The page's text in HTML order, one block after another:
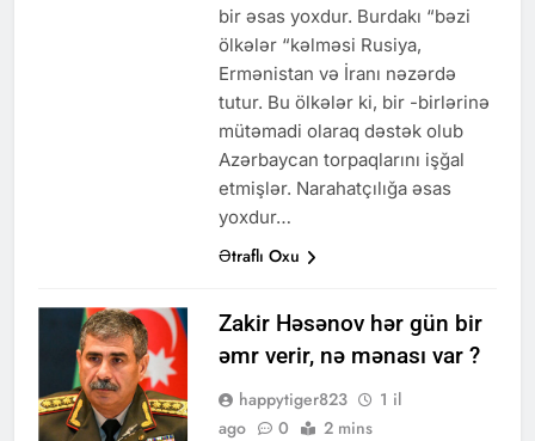
bir əsas yoxdur. Burdakı “bəzi
ölkələr “kəlməsi Rusiya,
Ermənistan və İranı nəzərdə
tutur. Bu ölkələr ki, bir -birlərinə
mütəmadi olaraq dəstək olub
Azərbaycan torpaqlarını işğal
etmişlər. Narahatçılığa əsas
yoxdur…
Ətraflı Oxu
Zakir Həsənov hər gün bir
əmr verir, nə mənası var ?
happytiger823
1 il
ago
0 2 mins